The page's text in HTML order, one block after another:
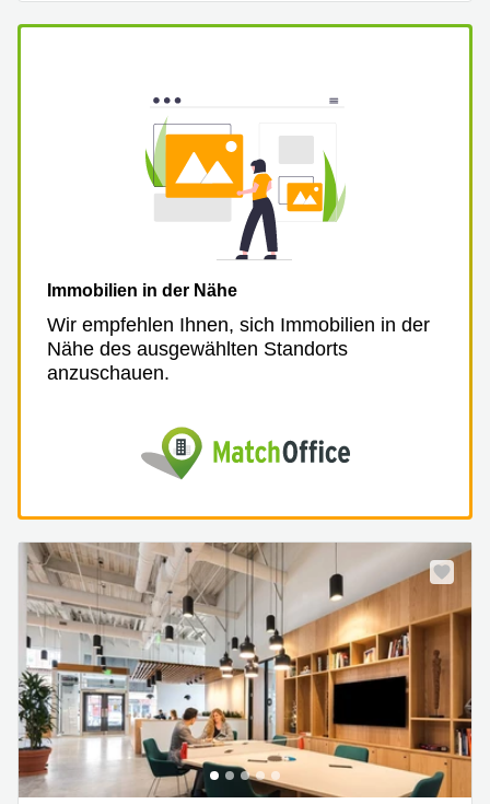
Immobilien in der Nähe
Wir empfehlen Ihnen, sich Immobilien in der
Nähe des ausgewählten Standorts
anzuschauen.